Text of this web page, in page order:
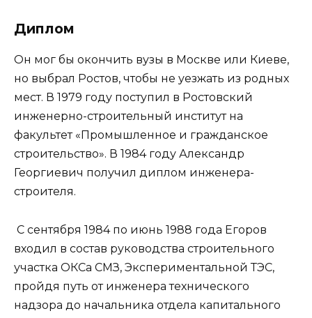
Диплом
Он мог бы окончить вузы в Москве или Киеве,
но выбрал Ростов, чтобы не уезжать из родных
мест. В 1979 году поступил в Ростовский
инженерно-строительный институт на
факультет «Промышленное и гражданское
строительство». В 1984 году Александр
Георгиевич получил диплом инженера-
строителя.
С сентября 1984 по июнь 1988 года Егоров
входил в состав руководства строительного
участка ОКСа СМЗ, Экспериментальной ТЭС,
пройдя путь от инженера технического
надзора до начальника отдела капитального